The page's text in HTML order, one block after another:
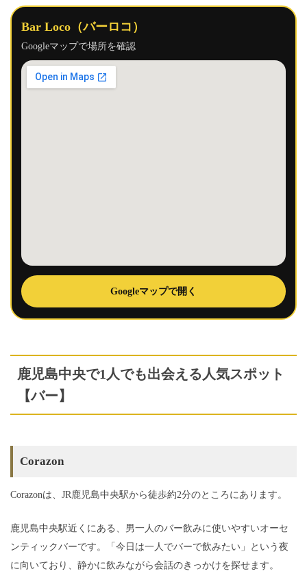
Bar Loco（バーロコ）
Googleマップで場所を確認
Googleマップで開く
鹿児島中央で1人でも出会える人気スポット
【バー】
Corazon
Corazonは、JR鹿児島中央駅から徒歩約2分のところにあります。
鹿児島中央駅近くにある、男一人のバー飲みに使いやすいオーセ
ンティックバーです。「今日は一人でバーで飲みたい」という夜
に向いており、静かに飲みながら会話のきっかけを探せます。